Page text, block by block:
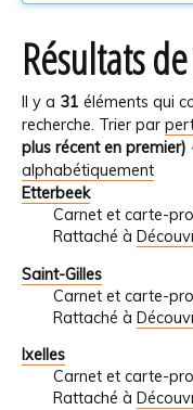
Résultats
Il y a 31 éléments qui
recherche. Trier par
plus récent en premier) ·
alphabétiquement
Etterbeek
Carnet et carte-
Rattaché à
Saint-Gilles
Carnet et carte-
Rattaché à
Ixelles
Carnet et carte-
Rattaché à